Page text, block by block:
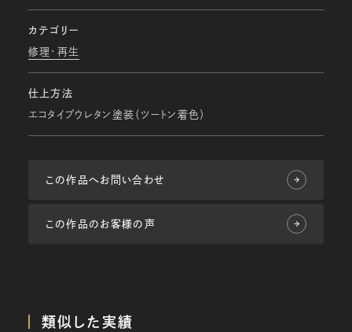
カテゴリー
修理・再生
仕上方法
エコタイプウレタン塗装（ツートン着色）
この作品へお問い合わせ
この作品のお客様の声
類似した実績